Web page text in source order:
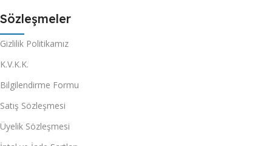
Sözleşmeler
Gizlilik Politikamız
K.V.K.K.
Bilgilendirme Formu
Satış Sözleşmesi
Üyelik Sözleşmesi